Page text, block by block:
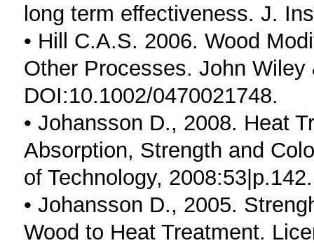
long term effectiveness. J.
• Hill C.A.S. 2006. Wood
Other Processes. John
DOI:10.1002/0470021748.
• Johansson D., 2008. Heat
Absorption, Strength and
of Technology, 2008:53|p.142.
• Johansson D., 2005.
Wood to Heat Treatment.